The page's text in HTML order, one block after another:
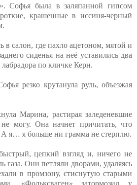
Софья была в заляпанной гипсом
крашенные в иссиня-черный
в салон, где пахло ацетоном, мятой и
сиденья на неё уставились два
лабрадора по кличке Керн.
резко крутанула руль, объезжая
Марина, растирая заледеневшие
могу. Она начнет причитать, что
А я… я больше ни грамма не стерплю.
цепкий взгляд и, ничего не
газа. Они петляли дворами, удаляясь
в промзону, стиснутую старыми
«Фольксваген» затормозил у